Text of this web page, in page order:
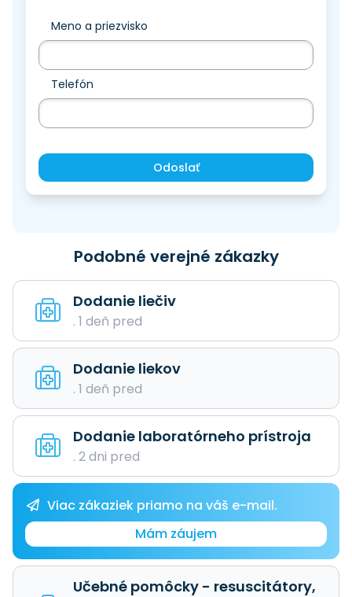
Meno a priezvisko
Telefón
Odoslať
Podobné verejné zákazky
Dodanie liečiv
. 1 deň pred
Dodanie liekov
. 1 deň pred
Dodanie laboratórneho prístroja
. 2 dni pred
Viac zákaziek priamo na váš e-mail.
Mám záujem
Učebné pomôcky - resuscitátory,